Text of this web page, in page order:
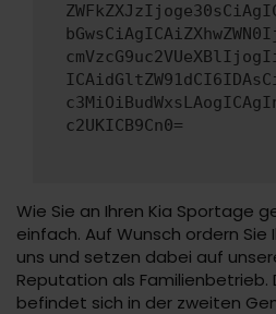
c2UKICB9Cn0=
Wie Sie an Ihren Kia Sportage
einfach. Auf Wunsch ordern Sie
uns und setzen dabei auf
Reputation als Familienbetrieb.
befindet sich in der zweiten